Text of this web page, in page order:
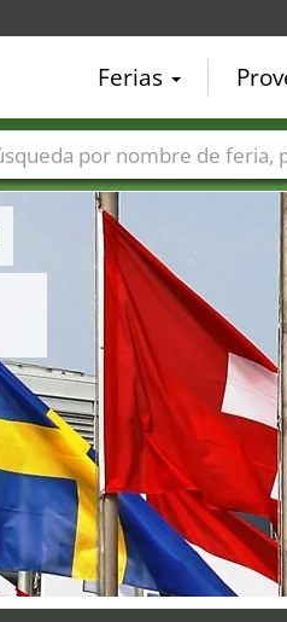
Ferias
Nombres de ferias Países